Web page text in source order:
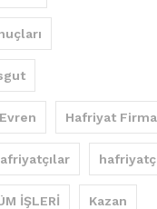
Evren Hafriyat
İŞLERİ Kazan